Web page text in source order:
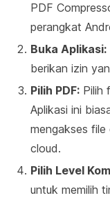
PDF
perangkat
Buka Aplikasi:
berikan izin
Pilih PDF: Pilih
Aplikasi ini
mengakses
cloud.
Pilih Level
untuk memilih